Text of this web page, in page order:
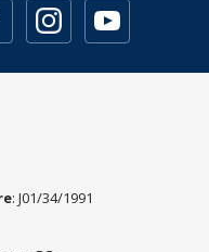
: J01/34/1991